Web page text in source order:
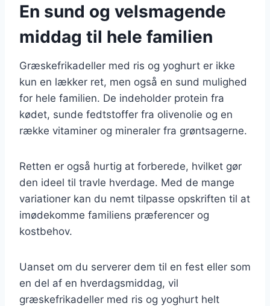
En sund og velsmagende
middag til hele familien
Græskefrikadeller med ris og yoghurt er ikke
kun en lækker ret, men også en sund mulighed
for hele familien. De indeholder protein fra
kødet, sunde fedtstoffer fra olivenolie og en
række vitaminer og mineraler fra grøntsagerne.
Retten er også hurtig at forberede, hvilket gør
den ideel til travle hverdage. Med de mange
variationer kan du nemt tilpasse opskriften til at
imødekomme familiens præferencer og
kostbehov.
Uanset om du serverer dem til en fest eller som
en del af en hverdagsmiddag, vil
græskefrikadeller med ris og yoghurt helt